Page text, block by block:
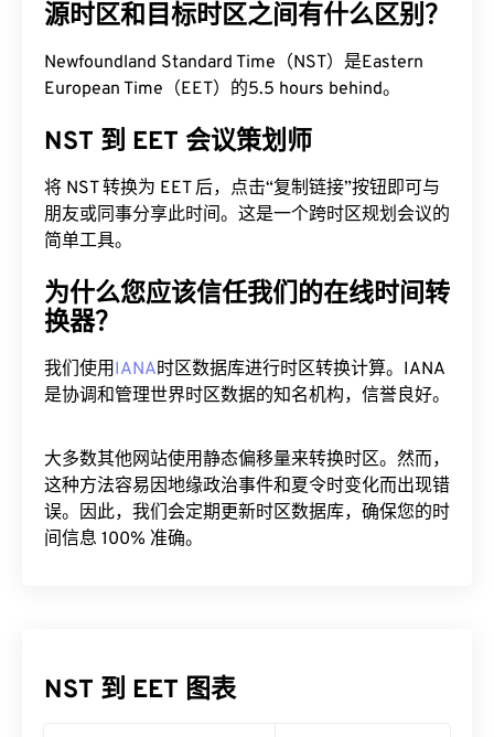
源时区和目标时区之间有什么区别？
Newfoundland Standard Time（NST）是Eastern
European Time（EET）的5.5 hours behind。
NST 到 EET 会议策划师
将 NST 转换为 EET 后，点击“复制链接”按钮即可与
朋友或同事分享此时间。这是一个跨时区规划会议的
简单工具。
为什么您应该信任我们的在线时间转
换器？
我们使用IANA时区数据库进行时区转换计算。IANA
是协调和管理世界时区数据的知名机构，信誉良好。
大多数其他网站使用静态偏移量来转换时区。然而，
这种方法容易因地缘政治事件和夏令时变化而出现错
误。因此，我们会定期更新时区数据库，确保您的时
间信息 100% 准确。
NST 到 EET 图表